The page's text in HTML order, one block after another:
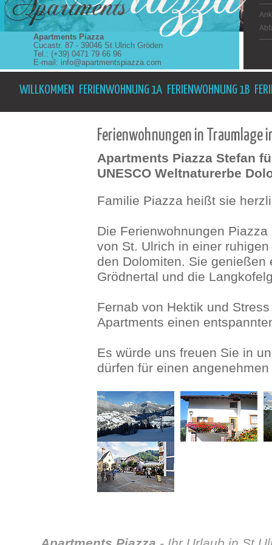
Apartments Piazza
Cucastr. 87 - 39046 St.Ulrich Gröden
Tel.: (+39) 0471 79 66 96
E-mail: info@apartmentspiazza.com
WILLKOMMEN FERIENWOHNUNG 1A FERIENWOHNUNG 1B
Ferienwohnungen in Traumlage
Apartments Piazza Stefan
UNESCO Weltnaturerbe
Familie Piazza heißt sie
Die Ferienwohnungen
von St. Ulrich in einer
den Dolomiten. Sie
Grödnertal und die
Fernab von Hektik und
Apartments einen
Es würde uns freuen Sie in
dürfen für einen